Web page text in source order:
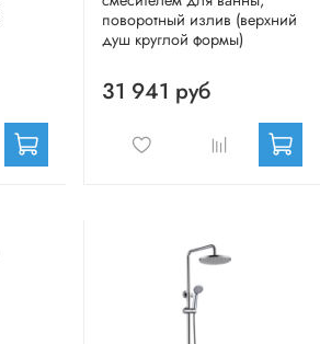
поворотный излив (верхний
душ круглой формы)
31 941 руб